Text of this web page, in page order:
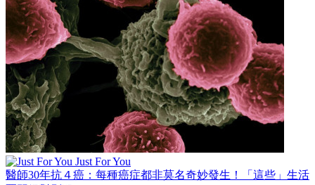
Just For You
醫師30年抗４癌：每種癌症都非莫名奇妙發生！「這些」生活